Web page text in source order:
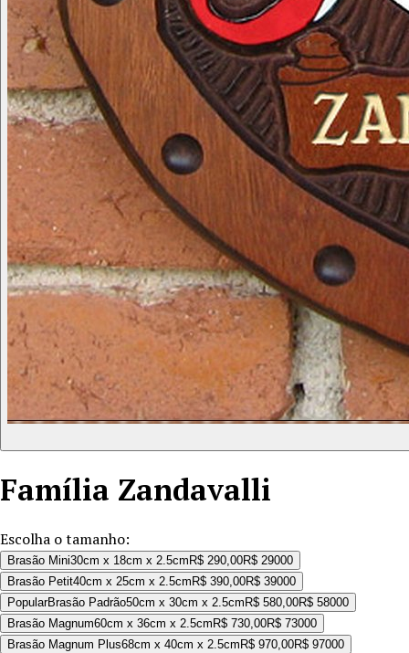
Família Zandavalli
Escolha o tamanho:
Brasão Mini30cm x 18cm x 2.5cm R$ 290,00R$ 29000
Brasão Petit40cm x 25cm x 2.5cm R$ 390,00R$ 39000
PopularBrasão Padrão50cm x 30cm x 2.5cm R$ 580,00R$ 58000
Brasão Magnum60cm x 36cm x 2.5cm R$ 730,00R$ 73000
Brasão Magnum Plus68cm x 40cm x 2.5cm R$ 970,00R$ 97000